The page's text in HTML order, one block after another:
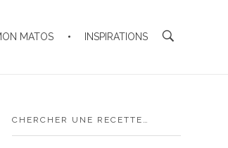
MATOS INSPIRATIONS
CHERCHER UNE RECETTE…